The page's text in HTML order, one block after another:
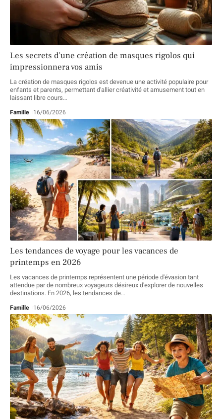
Les secrets d’une création de masques rigolos qui
impressionnera vos amis
La création de masques rigolos est devenue une activité populaire pour
enfants et parents, permettant d'allier créativité et amusement tout en
laissant libre cours…
Famille 16/06/2026
Les tendances de voyage pour les vacances de
printemps en 2026
Les vacances de printemps représentent une période d'évasion tant
attendue par de nombreux voyageurs désireux d'explorer de nouvelles
destinations. En 2026, les tendances de…
Famille 16/06/2026